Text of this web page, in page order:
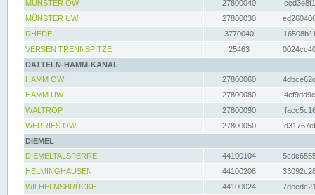
MÜNSTER OW
27800040
MÜNSTER UW
27800030
RHEDE
3770040
VERSEN TRENNSPITZE
25463
DATTELN-HAMM-KANAL
HAMM OW
27800060
HAMM UW
27800080
WALTROP
27800090
WERRIES OW
27800050
DIEMEL
DIEMELTALSPERRE
44100104
HELMINGHAUSEN
44100206
WILHELMSBRÜCKE
44100024